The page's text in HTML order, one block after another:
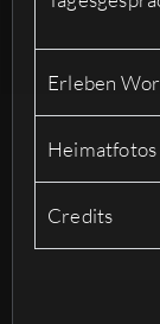
Erleben
Heimatfotos
Credits